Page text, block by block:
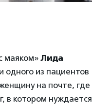
маяком» Лида
из пациентов
на почте, где
в котором нуждается